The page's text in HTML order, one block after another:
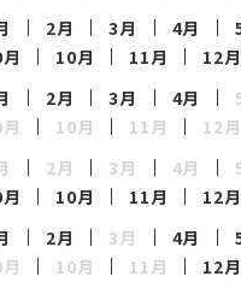
2月 3月 4月
10月 11月
12月
2月 3月 4月
10月 11月
12月
2月 3月 4月
10月 11月
12月
2月 3月 4月
10月 11月
12月